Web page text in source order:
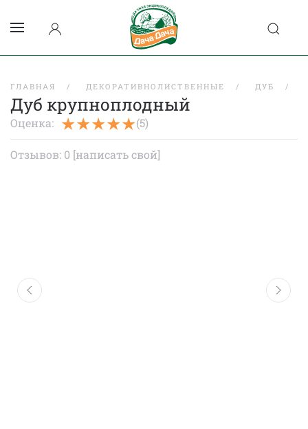
ГЛАВНАЯ ДЕКОРАТИВНОЛИСТВЕННЫЕ ДУБ
Дуб крупноплодный
Оценка: (5)
Отзывов: 0 [написать свой]